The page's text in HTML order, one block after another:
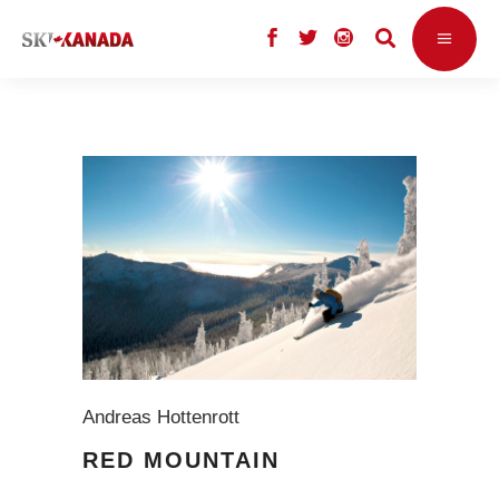
Andreas Hottenrott
RED MOUNTAIN